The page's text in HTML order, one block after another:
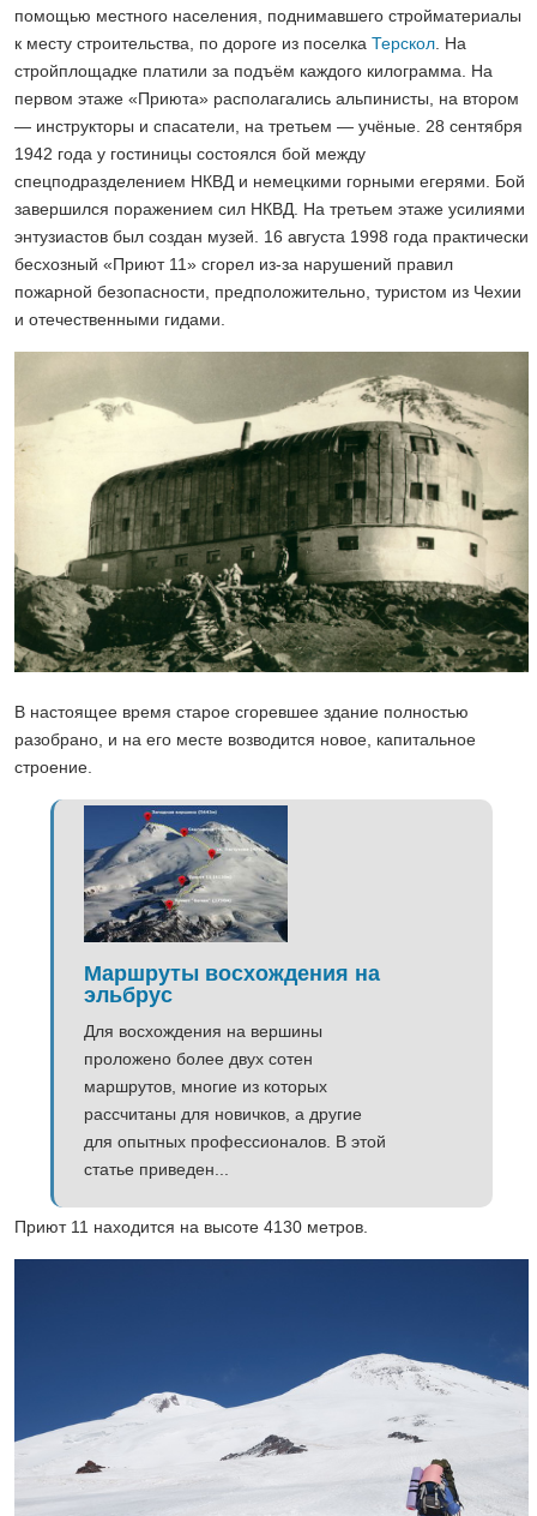
помощью местного населения, поднимавшего стройматериалы
к месту строительства, по дороге из поселка Терскол. На
стройплощадке платили за подъём каждого килограмма. На
первом этаже «Приюта» располагались альпинисты, на втором
— инструкторы и спасатели, на третьем — учёные. 28 сентября
1942 года у гостиницы состоялся бой между
спецподразделением НКВД и немецкими горными егерями. Бой
завершился поражением сил НКВД. На третьем этаже усилиями
энтузиастов был создан музей. 16 августа 1998 года практически
бесхозный «Приют 11» сгорел из-за нарушений правил
пожарной безопасности, предположительно, туристом из Чехии
и отечественными гидами.
В настоящее время старое сгоревшее здание полностью
разобрано, и на его месте возводится новое, капитальное
строение.
Маршруты восхождения на
эльбрус
Для восхождения на вершины
проложено более двух сотен
маршрутов, многие из которых
рассчитаны для новичков, а другие
для опытных профессионалов. В этой
статье приведен...
Приют 11 находится на высоте 4130 метров.